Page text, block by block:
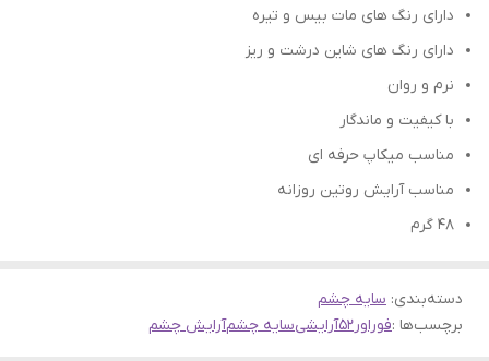
دارای رنگ های مات بیس و تیره
دارای رنگ های شاین درشت و ریز
نرم و روان
با کیفیت و ماندگار
مناسب میکاپ حرفه ای
مناسب آرایش روتین روزانه
48 گرم
دسته‌بندی: سایه چشم
برچسب‌ها :فوراور52 آرایشیسایه چشمآرایش چشم